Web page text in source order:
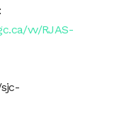
vv/RJAS-